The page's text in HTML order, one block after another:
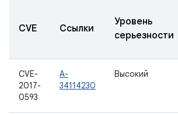
CVE Ссылки
Уровень
серьезности
CVE-
2017-
0593
A-
34114230
Высокий